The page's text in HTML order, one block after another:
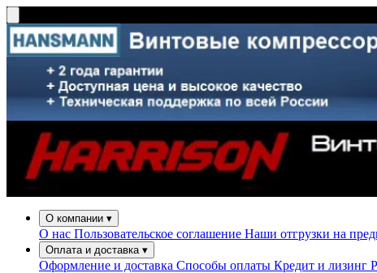
О компании ▾
О нас Пользовательское соглашение Наши отгрузки на
Оплата и доставка ▾
Оформление и доставка Способы оплаты Кредит и лизинг